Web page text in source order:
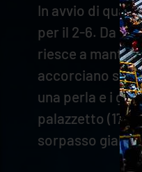
In avvio di
per il 2-6. Da
riesce a
accorciano sul
una perla e i
palazzetto (17-
sorpasso